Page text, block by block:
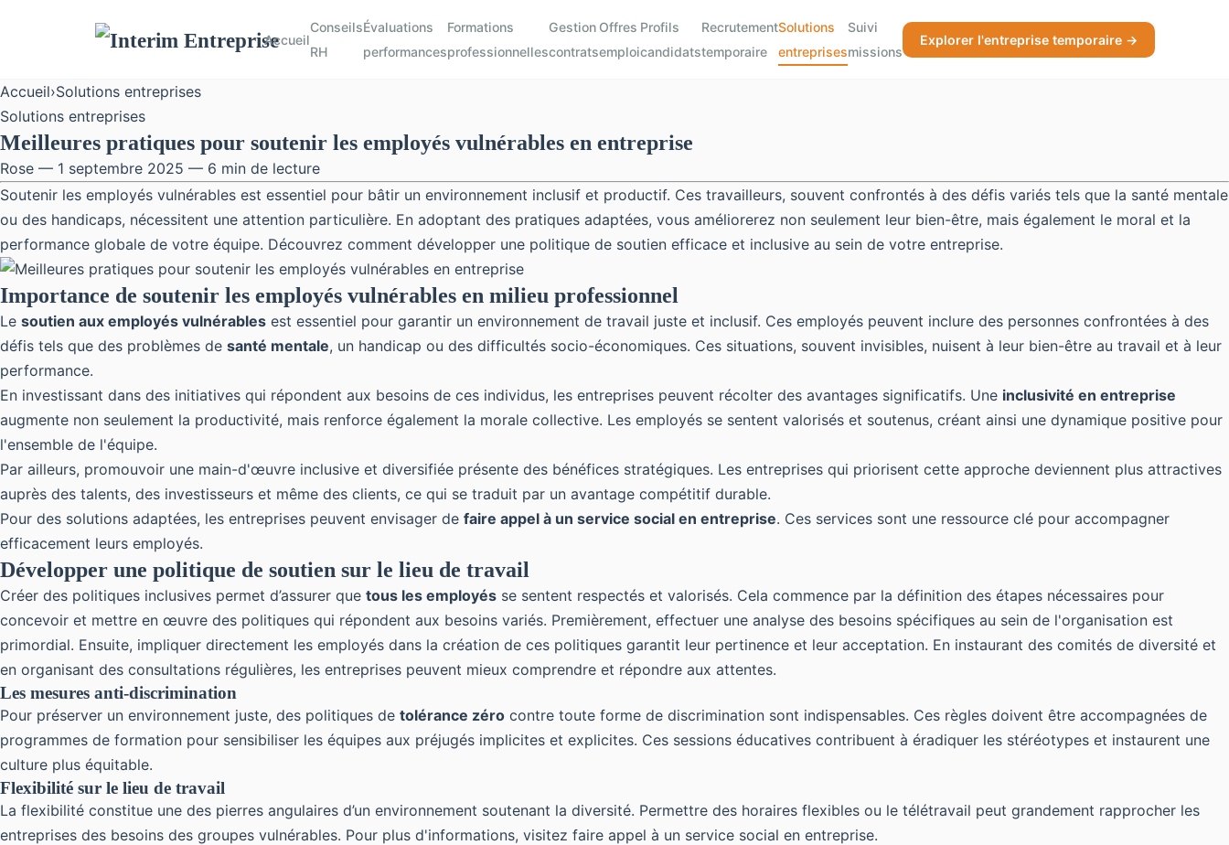
Accueil
Conseils
RH
Évaluations
performances
Formations
professionnelles
Gestion
contrats
Offres
emploi
Profils
candidats
Recrutement
temporaire
Solutions
entreprises
Suivi
missions
Explorer l'entreprise temporaire →
Accueil›Solutions entreprises
Solutions entreprises
Meilleures pratiques pour soutenir les employés vulnérables en entreprise
Rose — 1 septembre 2025 — 6 min de lecture
Soutenir les employés vulnérables est essentiel pour bâtir un environnement inclusif et productif. Ces travailleurs, souvent confrontés à des défis variés tels que la santé mentale
ou des handicaps, nécessitent une attention particulière. En adoptant des pratiques adaptées, vous améliorerez non seulement leur bien-être, mais également le moral et la
performance globale de votre équipe. Découvrez comment développer une politique de soutien efficace et inclusive au sein de votre entreprise.
Importance de soutenir les employés vulnérables en milieu professionnel
Le soutien aux employés vulnérables est essentiel pour garantir un environnement de travail juste et inclusif. Ces employés peuvent inclure des personnes confrontées à des
défis tels que des problèmes de santé mentale, un handicap ou des difficultés socio-économiques. Ces situations, souvent invisibles, nuisent à leur bien-être au travail et à leur
performance.
En investissant dans des initiatives qui répondent aux besoins de ces individus, les entreprises peuvent récolter des avantages significatifs. Une inclusivité en entreprise
augmente non seulement la productivité, mais renforce également la morale collective. Les employés se sentent valorisés et soutenus, créant ainsi une dynamique positive pour
l'ensemble de l'équipe.
Par ailleurs, promouvoir une main-d'œuvre inclusive et diversifiée présente des bénéfices stratégiques. Les entreprises qui priorisent cette approche deviennent plus attractives
auprès des talents, des investisseurs et même des clients, ce qui se traduit par un avantage compétitif durable.
Pour des solutions adaptées, les entreprises peuvent envisager de faire appel à un service social en entreprise. Ces services sont une ressource clé pour accompagner
efficacement leurs employés.
Développer une politique de soutien sur le lieu de travail
Créer des politiques inclusives permet d’assurer que tous les employés se sentent respectés et valorisés. Cela commence par la définition des étapes nécessaires pour
concevoir et mettre en œuvre des politiques qui répondent aux besoins variés. Premièrement, effectuer une analyse des besoins spécifiques au sein de l'organisation est
primordial. Ensuite, impliquer directement les employés dans la création de ces politiques garantit leur pertinence et leur acceptation. En instaurant des comités de diversité et
en organisant des consultations régulières, les entreprises peuvent mieux comprendre et répondre aux attentes.
Les mesures anti-discrimination
Pour préserver un environnement juste, des politiques de tolérance zéro contre toute forme de discrimination sont indispensables. Ces règles doivent être accompagnées de
programmes de formation pour sensibiliser les équipes aux préjugés implicites et explicites. Ces sessions éducatives contribuent à éradiquer les stéréotypes et instaurent une
culture plus équitable.
Flexibilité sur le lieu de travail
La flexibilité constitue une des pierres angulaires d’un environnement soutenant la diversité. Permettre des horaires flexibles ou le télétravail peut grandement rapprocher les
entreprises des besoins des groupes vulnérables. Pour plus d'informations, visitez faire appel à un service social en entreprise.